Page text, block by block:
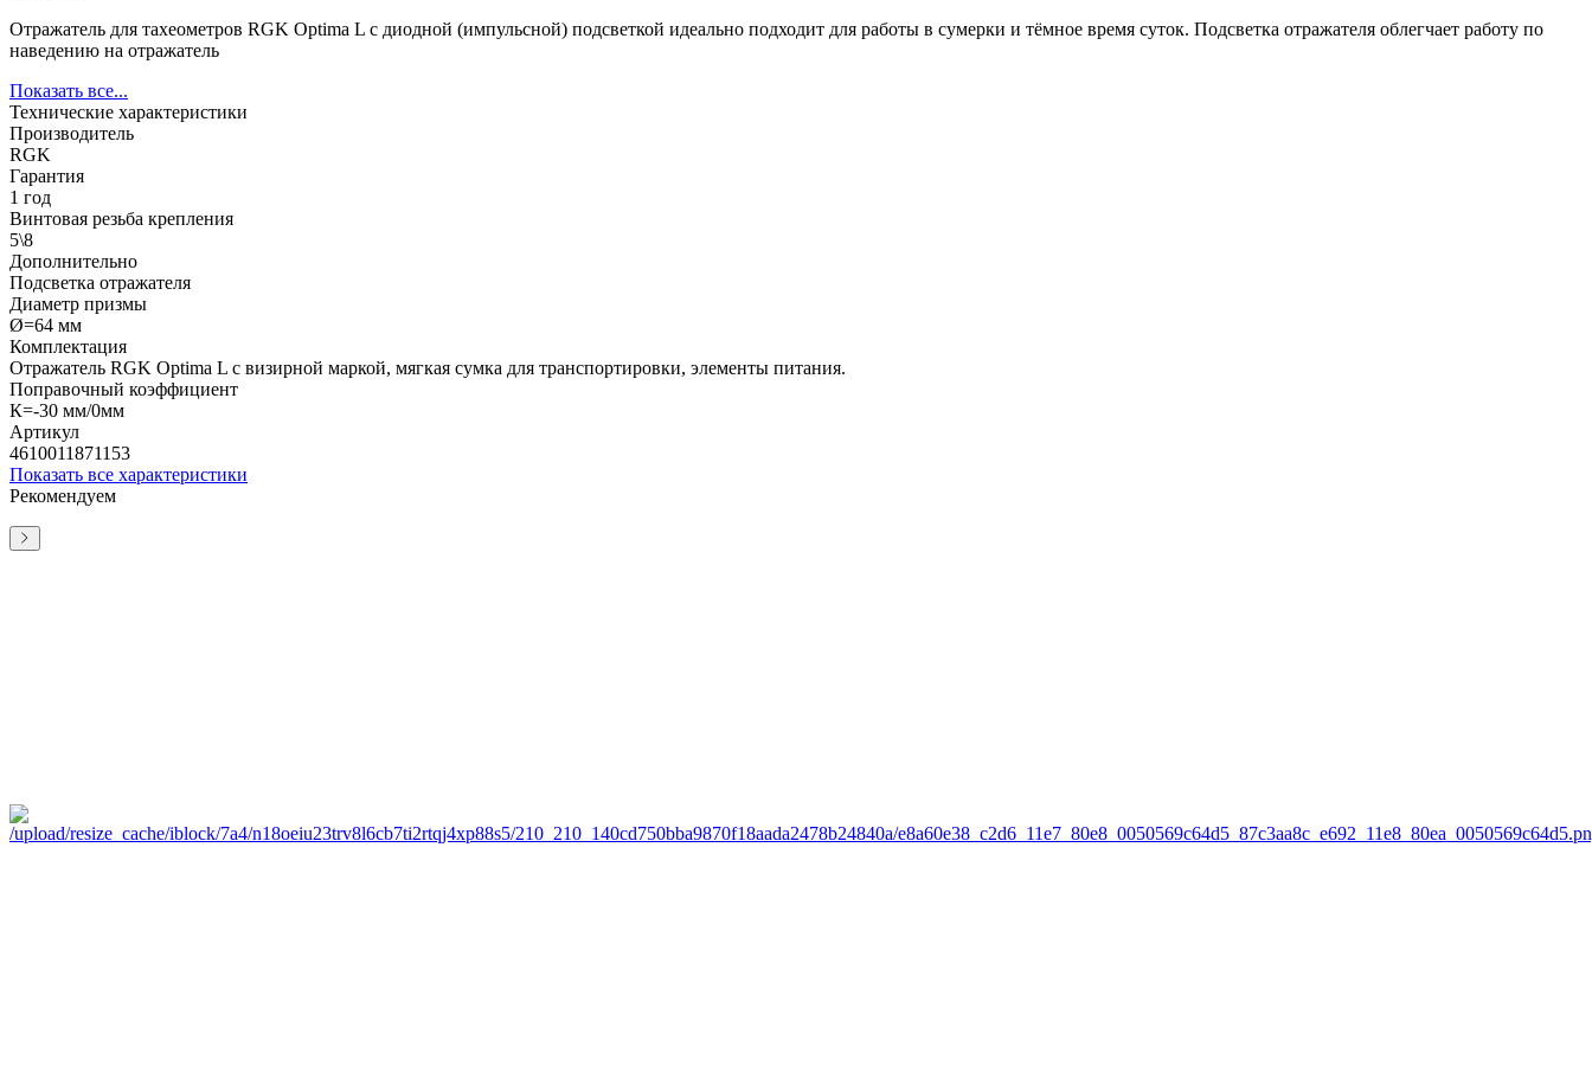
Отражатель для тахеометров RGK Optima L с диодной (импульсной) подсветкой идеально подходит для работы в сумерки и тёмное время суток. Подсветка отражателя облегчает работу по
наведению на отражатель
Показать все...
Технические характеристики
Производитель
RGK
Гарантия
1 год
Винтовая резьба крепления
5\8
Дополнительно
Подсветка отражателя
Диаметр призмы
Ø=64 мм
Комплектация
Отражатель RGK Optima L с визирной маркой, мягкая сумка для транспортировки, элементы питания.
Поправочный коэффициент
К=-30 мм/0мм
Артикул
4610011871153
Показать все характеристики
Рекомендуем